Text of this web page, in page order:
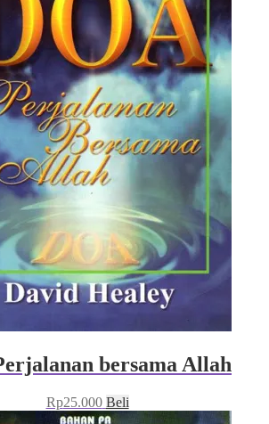
bersama Allah
Rp25.000 Beli